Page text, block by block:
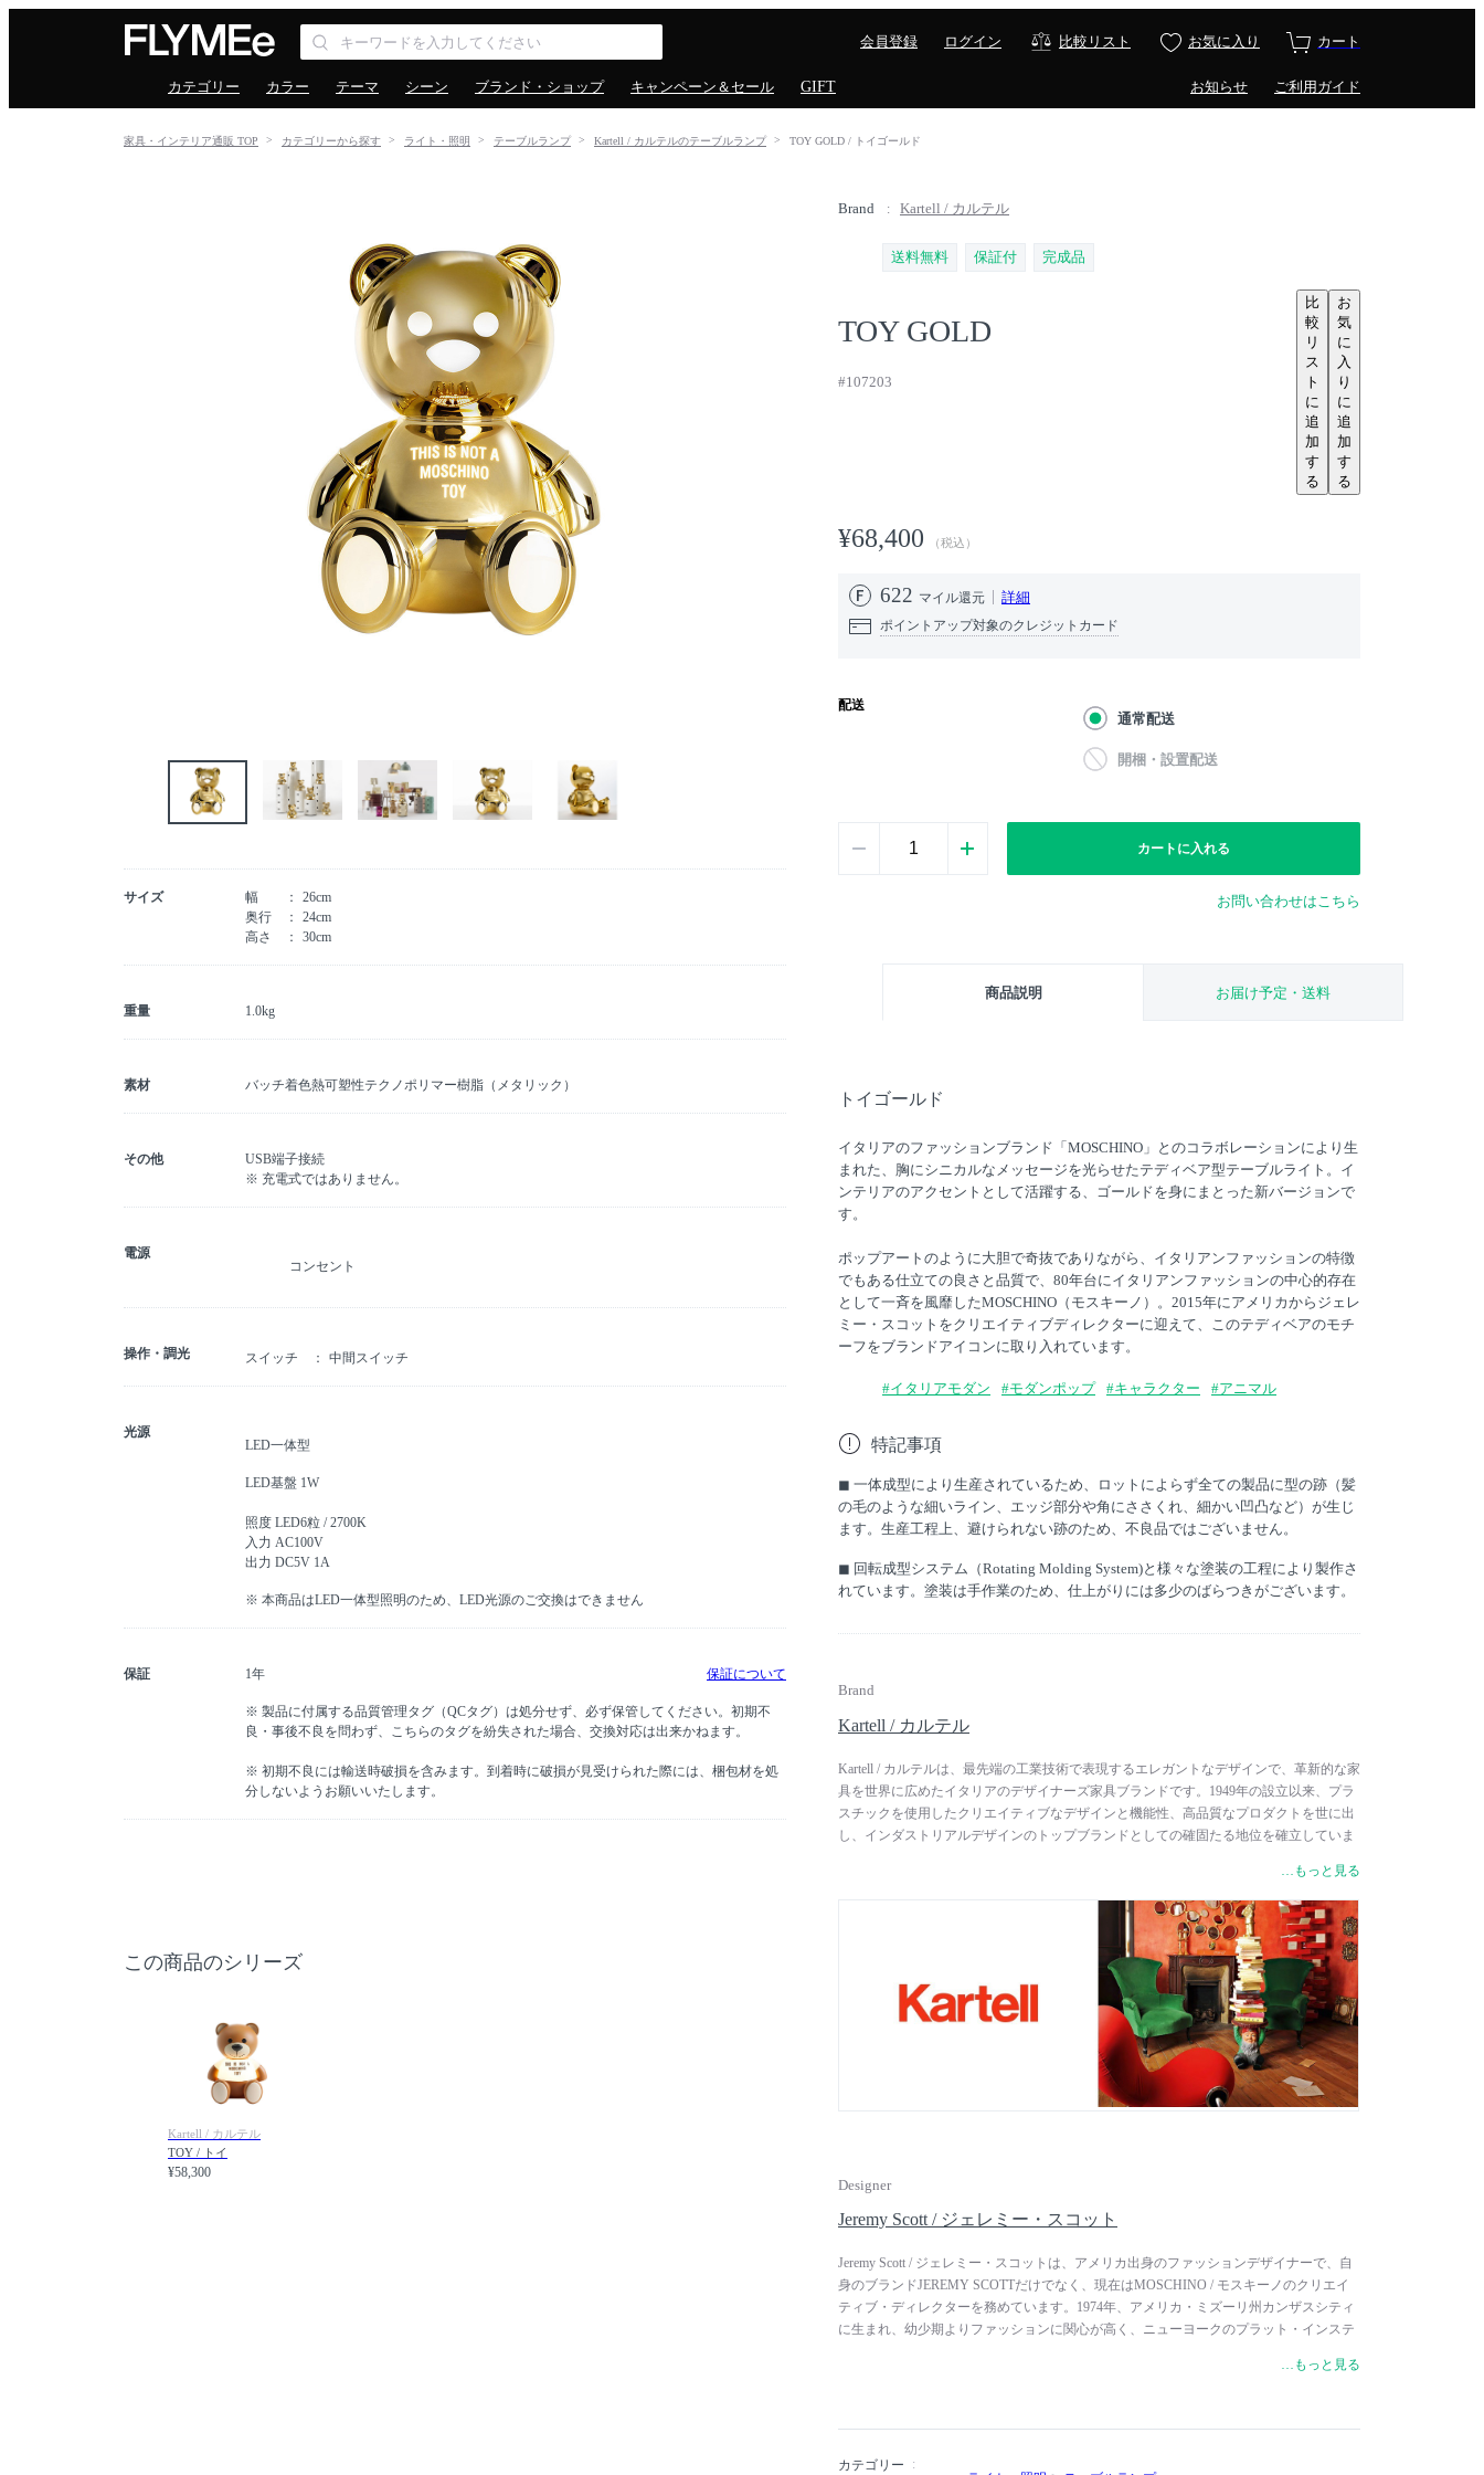
会員登録 ログイン 比較リスト お気に入り カート
カテゴリー カラー テーマ シーン ブランド・ショップ キャンペーン＆セール GIFT お知らせ ご利用ガイド
家具・インテリア通販 TOP カテゴリーから探す ライト・照明 テーブルランプ Kartell / カルテルのテーブルランプ TOY GOLD / トイゴールド
Brand Kartell / カルテル
送料無料 保証付 完成品
TOY GOLD
#107203
比
較
リ
ス
ト
に
追
加
す
る
お
気
に
入
り
に
追
加
す
る
¥68,400 （税込）
622 マイル還元 詳細
ポイントアップ対象のクレジットカード
配送
通常配送
開梱・設置配送
カートに入れる
お問い合わせはこちら
商品説明 お届け予定・送料
トイゴールド
イタリアのファッションブランド「MOSCHINO」とのコラボレーションにより生
まれた、胸にシニカルなメッセージを光らせたテディベア型テーブルライト。イ
ンテリアのアクセントとして活躍する、ゴールドを身にまとった新バージョンで
す。
ポップアートのように大胆で奇抜でありながら、イタリアンファッションの特徴
でもある仕立ての良さと品質で、80年台にイタリアンファッションの中心的存在
として一斉を風靡したMOSCHINO（モスキーノ）。2015年にアメリカからジェレ
ミー・スコットをクリエイティブディレクターに迎えて、このテディベアのモチ
ーフをブランドアイコンに取り入れています。
#イタリアモダン #モダンポップ #キャラクター #アニマル
特記事項
◼︎ 一体成型により生産されているため、ロットによらず全ての製品に型の跡（髪
の毛のような細いライン、エッジ部分や角にささくれ、細かい凹凸など）が生じ
ます。生産工程上、避けられない跡のため、不良品ではございません。
◼︎ 回転成型システム（Rotating Molding System)と様々な塗装の工程により製作さ
れています。塗装は手作業のため、仕上がりには多少のばらつきがございます。
Brand
Kartell / カルテル
Kartell / カルテルは、最先端の工業技術で表現するエレガントなデザインで、革新的な家
具を世界に広めたイタリアのデザイナーズ家具ブランドです。1949年の設立以来、プラ
スチックを使用したクリエイティブなデザインと機能性、高品質なプロダクトを世に出
し、インダストリアルデザインのトップブランドとしての確固たる地位を確立していま
能及び美しい外観を革新することに尽力してきたカルテルの基礎です。カルテルのプラ
スチックは、実用的かつ機能的な面に加えて、魅力と貴重さを兼ね備え、一般的なプラ
スチック製品の捉え方を、単なる機能的な物から真に贅沢な一品へと根本的に変えまし
た。近年では、地球環境にやさしいバイオプラスチックなどの新素材を用いたり、A.I.
（人工知能）にデザインをさせたりと、常に人々を驚かせるようなプロダクト開発を展
開しています。 フィリップ・スタルク、ヴィコ・マジストレッティ、パトリシア・ウル
キオラ、マルセル・ワンダース、ピエロ・リッソーニ、吉岡徳仁など、国際的な一流デ
ザイナーとコラボレートし、世界中に最新トレンドを発信しています。
…もっと見る
Designer
Jeremy Scott / ジェレミー・スコット
Jeremy Scott / ジェレミー・スコットは、アメリカ出身のファッションデザイナーで、自
身のブランドJEREMY SCOTTだけでなく、現在はMOSCHINO / モスキーノのクリエイ
ティブ・ディレクターを務めています。1974年、アメリカ・ミズーリ州カンザスシティ
に生まれ、幼少期よりファッションに関心が高く、ニューヨークのプラット・インステ
ンターンシップを経験。卒業後の1997年にパリへ渡り、自身の名を冠したブランドを立
を魅了。これまでにケイティ・ペリー、グウェン・ステファニ、マドンナ、リアーナな
…もっと見る
カテゴリー
サイズ 幅
26cm
奥行
24cm
高さ
30cm
重量 1.0kg
素材 バッチ着色熱可塑性テクノポリマー樹脂（メタリック）
その他
USB端子接続
※ 充電式ではありません。
電源
コンセント
操作・調光 スイッチ 中間スイッチ
光源
LED一体型
LED基盤 1W
照度 LED6粒 / 2700K
入力 AC100V
出力 DC5V 1A
※ 本商品はLED一体型照明のため、LED光源のご交換はできません
保証 1年 保証について
※ 製品に付属する品質管理タグ（QCタグ）は処分せず、必ず保管してください。初期不
良・事後不良を問わず、こちらのタグを紛失された場合、交換対応は出来かねます。
※ 初期不良には輸送時破損を含みます。到着時に破損が見受けられた際には、梱包材を処
分しないようお願いいたします。
この商品のシリーズ
Kartell / カルテル
TOY / トイ
¥58,300